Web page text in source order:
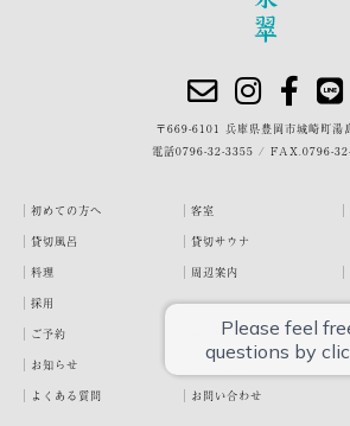
〒669-6101 兵庫県豊岡市城崎町湯
電話0796-32-3355 / FAX.0796-
初めての方へ 客室
貸切風呂
貸切サウナ
料理
周辺案内
採用
ご予約
宿泊約款
お知らせ
お客様の声
よくある質問
お問い合わせ